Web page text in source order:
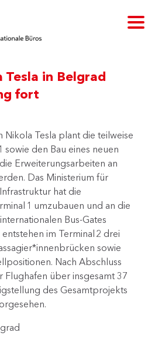
Tesla in Belgrad
fort
Tesla plant die teilweise
sowie den Bau eines neuen
Erweiterungsarbeiten an
Das Ministerium für
hat die
1 umzubauen und an die
Bus-Gates
im Terminal 2 drei
sowie
Nach Abschluss
Flughafen über insgesamt 37
des Gesamtprojekts